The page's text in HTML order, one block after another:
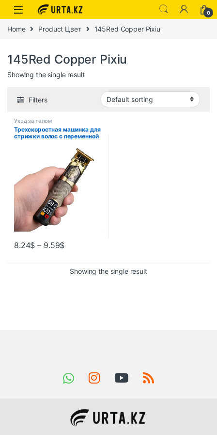
0
Home Product Цвет 145Red Copper Pixiu
145Red Copper Pixiu
Showing the single result
Filters
Уход за телом
Трехскоростная машинка для
стрижки волос с переменной
электробритва, подарок
бойфренду, парикмахерские
машинки для стрижки волос
8.24$ – 9.59$
Showing the single result